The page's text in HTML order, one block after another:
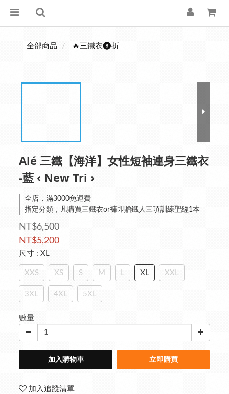
全部商品 🔥三鐵衣❽折
Alé 三鐵【海洋】女性短袖連身三鐵衣
-藍 ‹ New Tri ›
全店，滿3000免運費
指定分類，凡購買三鐵衣or褲即贈鐵人三項訓練聖經1本
NT$6,500
NT$5,200
尺寸 : XL
XXS XS S M L XL XXL
3XL 4XL 5XL
數量
加入購物車 立即購買
加入追蹤清單